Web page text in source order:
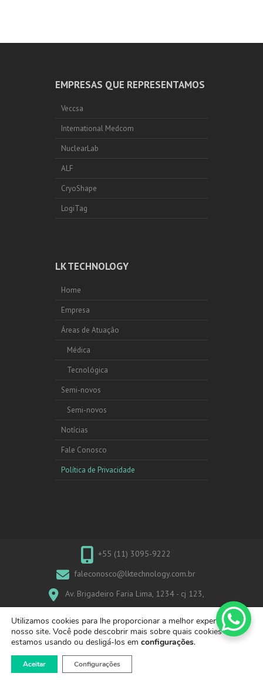
EMPRESAS QUE REPRESENTAMOS
Veccsa
International Medcom
NuclearLab
ALF
CryoShape
LogiTag
LK TECHNOLOGY
Home
Empresa
Áreas de Atuação
Médica
Tecnológica
Semi-novos
Semi-novos
Notícias
Fale Conosco
Política de Privacidade
+55 (11) 3095-9222
faleconosco@lktechnology.com.br
Av. Brigadeiro Faria Lima, 1234 - cj 123,
Copyright © 2026 LK Technology
by:Theme Horse| Powered by:
Utilizamos cookies para lhe proporcionar a melhor experiência no
nosso site. Você pode descobrir mais sobre quais cookies
estamos usando ou desligá-los em configurações.
Aceitar Configurações